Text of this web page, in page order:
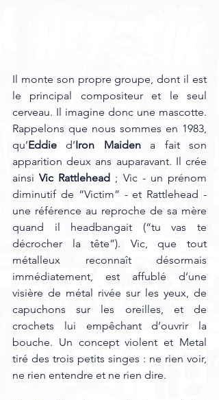
Il monte son propre groupe, dont il est
le principal compositeur et le seul
cerveau. Il imagine donc une mascotte.
Rappelons que nous sommes en 1983,
qu’Eddie d’Iron Maiden a fait son
apparition deux ans auparavant. Il crée
ainsi Vic Rattlehead ; Vic - un prénom
diminutif de “Victim” - et Rattlehead -
une référence au reproche de sa mère
quand il headbangait (“tu vas te
décrocher la tête”). Vic, que tout
métalleux reconnaît désormais
immédiatement, est affublé d’une
visière de métal rivée sur les yeux, de
capuchons sur les oreilles, et de
crochets lui empêchant d’ouvrir la
bouche. Un concept violent et Metal
tiré des trois petits singes : ne rien voir,
ne rien entendre et ne rien dire.